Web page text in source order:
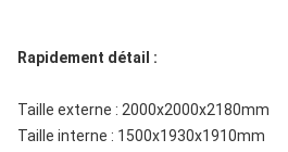
Rapidement détail :
Taille externe : 2000x2000x2180mm
Taille interne : 1500x1930x1910mm